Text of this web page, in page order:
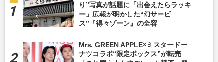
り”写真が話題に「出会えたらラッキ
ー」広報が明かした“幻サービ
ス”『得々ゾーン』の全容
Mrs. GREEN APPLE×ミスタードー
ナツコラボ“限定ボックス”が転売